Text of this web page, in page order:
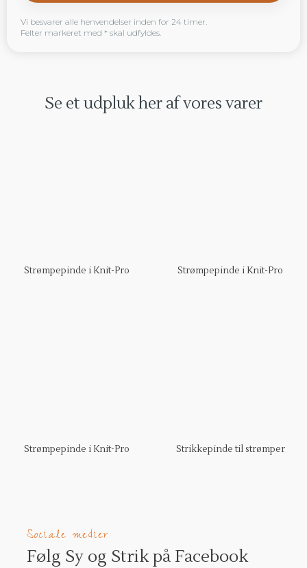
Vi besvarer alle henvendelser inden for 24 timer.
Felter markeret med * skal udfyldes.​
Se et udpluk her af vores varer​
Strømpepinde i Knit-Pro Strømpepinde i Knit-Pro
Strømpepinde i Knit-Pro Strikkepinde til strømper
Sociale medier
Følg Sy og Strik på Facebook​